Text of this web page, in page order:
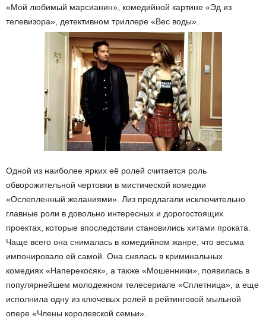
«Мой любимый марсианин», комедийной картине «Эд из
телевизора», детективном триллере «Вес воды».
Одной из наиболее ярких её ролей считается роль
обворожительной чертовки в мистической комедии
«Ослепленный желаниями». Лиз предлагали исключительно
главные роли в довольно интересных и дорогостоящих
проектах, которые впоследствии становились хитами проката.
Чаще всего она снималась в комедийном жанре, что весьма
импонировало ей самой. Она снялась в криминальных
комедиях «Наперекосяк», а также «Мошенники», появилась в
популярнейшем молодежном телесериале «Сплетница», а еще
исполнила одну из ключевых ролей в рейтинговой мыльной
опере «Члены королевской семьи».